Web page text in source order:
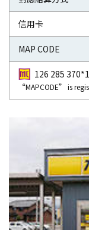
信用卡
MAP CODE
126 285
“MAPCODE” is